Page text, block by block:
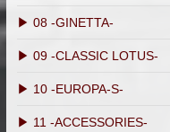
▶ 08 -GINETTA-
▶ 09 -CLASSIC LOTUS-
▶ 10 -EUROPA-S-
▶ 11 -ACCESSORIES-